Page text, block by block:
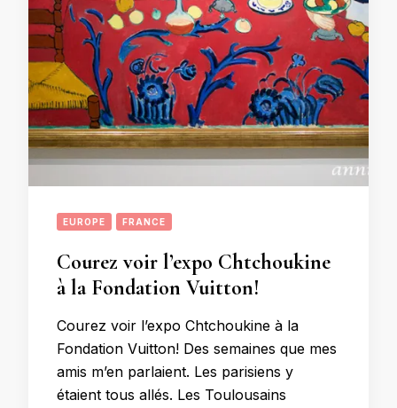
EUROPE FRANCE
Courez voir l’expo Chtchoukine
à la Fondation Vuitton!
Courez voir l’expo Chtchoukine à la
Fondation Vuitton! Des semaines que mes
amis m’en parlaient. Les parisiens y
étaient tous allés. Les Toulousains